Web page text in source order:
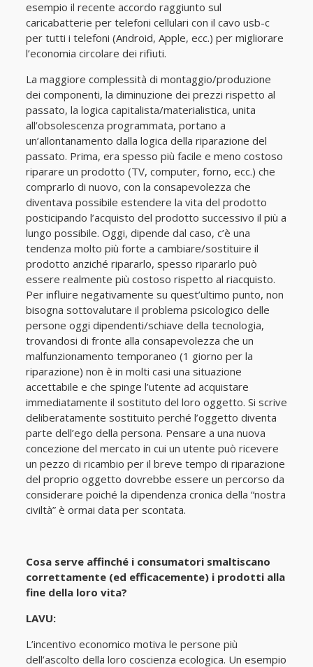
esempio il recente accordo raggiunto sul
caricabatterie per telefoni cellulari con il cavo usb-c
per tutti i telefoni (Android, Apple, ecc.) per migliorare
l’economia circolare dei rifiuti.
La maggiore complessità di montaggio/produzione
dei componenti, la diminuzione dei prezzi rispetto al
passato, la logica capitalista/materialistica, unita
all’obsolescenza programmata, portano a
un’allontanamento dalla logica della riparazione del
passato. Prima, era spesso più facile e meno costoso
riparare un prodotto (TV, computer, forno, ecc.) che
comprarlo di nuovo, con la consapevolezza che
diventava possibile estendere la vita del prodotto
posticipando l’acquisto del prodotto successivo il più a
lungo possibile. Oggi, dipende dal caso, c’è una
tendenza molto più forte a cambiare/sostituire il
prodotto anziché ripararlo, spesso ripararlo può
essere realmente più costoso rispetto al riacquisto.
Per influire negativamente su quest’ultimo punto, non
bisogna sottovalutare il problema psicologico delle
persone oggi dipendenti/schiave della tecnologia,
trovandosi di fronte alla consapevolezza che un
malfunzionamento temporaneo (1 giorno per la
riparazione) non è in molti casi una situazione
accettabile e che spinge l’utente ad acquistare
immediatamente il sostituto del loro oggetto. Si scrive
deliberatamente sostituito perché l’oggetto diventa
parte dell’ego della persona. Pensare a una nuova
concezione del mercato in cui un utente può ricevere
un pezzo di ricambio per il breve tempo di riparazione
del proprio oggetto dovrebbe essere un percorso da
considerare poiché la dipendenza cronica della “nostra
civiltà” è ormai data per scontata.
Cosa serve affinché i consumatori smaltiscano
correttamente (ed efficacemente) i prodotti alla
fine della loro vita?
LAVU:
L’incentivo economico motiva le persone più
dell’ascolto della loro coscienza ecologica. Un esempio